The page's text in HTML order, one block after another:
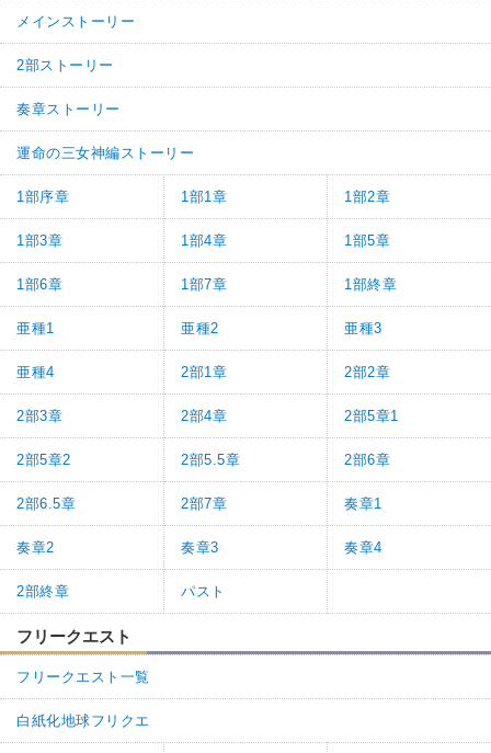
メインストーリー
2部ストーリー
奏章ストーリー
運命の三女神編ストーリー
1部序章 1部1章 1部2章
1部3章 1部4章 1部5章
1部6章 1部7章 1部終章
亜種1 亜種2 亜種3
亜種4 2部1章 2部2章
2部3章 2部4章 2部5章1
2部5章2 2部5.5章 2部6章
2部6.5章 2部7章 奏章1
奏章2 奏章3 奏章4
2部終章 パスト
フリークエスト
フリークエスト一覧
白紙化地球フリクエ